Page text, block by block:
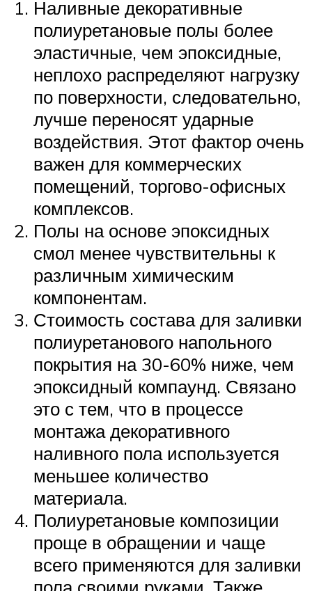
Наливные декоративные
полиуретановые полы более
эластичные, чем эпоксидные,
неплохо распределяют нагрузку
по поверхности, следовательно,
лучше переносят ударные
воздействия. Этот фактор очень
важен для коммерческих
помещений, торгово-офисных
комплексов.
Полы на основе эпоксидных
смол менее чувствительны к
различным химическим
компонентам.
Стоимость состава для заливки
полиуретанового напольного
покрытия на 30-60% ниже, чем
эпоксидный компаунд. Связано
это с тем, что в процессе
монтажа декоративного
наливного пола используется
меньшее количество
материала.
Полиуретановые композиции
проще в обращении и чаще
всего применяются для заливки